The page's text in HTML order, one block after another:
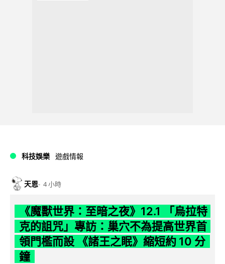
科技娛樂 遊戲情報
天恩 4 小時
《魔獸世界：至暗之夜》12.1 「烏拉特
克的詛咒」專訪：巢穴不為提高世界首
領門檻而設 《諸王之眠》縮短約 10 分
鐘